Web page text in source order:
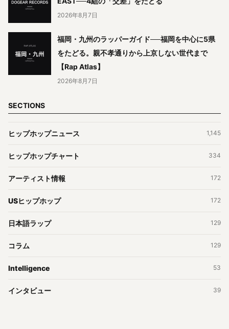
2026年8月7日
福岡・九州のラッパーガイド──福岡を中心に5県
をたどる。親不孝通りから上京しない世代まで
【Rap Atlas】
2026年8月7日
SECTIONS
ヒップホップニュース 1,145
ヒップホップチャート 334
アーティスト情報 172
USヒップホップ 172
日本語ラップ 129
コラム 129
Intelligence 53
インタビュー 39